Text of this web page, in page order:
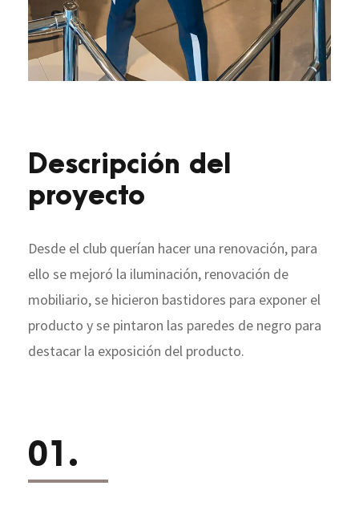
Descripción del
proyecto
Desde el club querían hacer una renovación, para
ello se mejoró la iluminación, renovación de
mobiliario, se hicieron bastidores para exponer el
producto y se pintaron las paredes de negro para
destacar la exposición del producto.
01.